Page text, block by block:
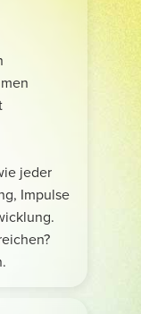
jeder
Impulse